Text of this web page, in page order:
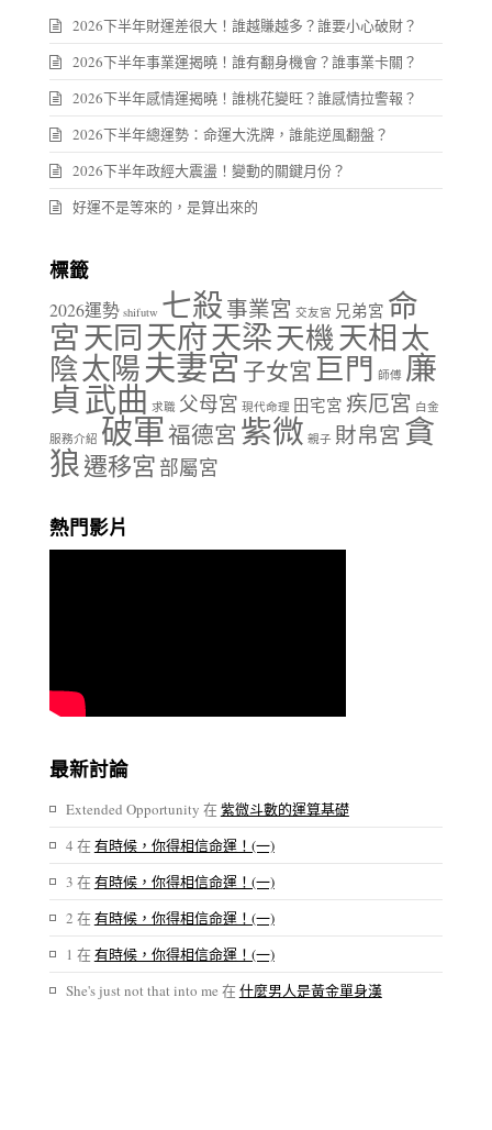
2026下半年財運差很大！誰越賺越多？誰要小心破財？
2026下半年事業運揭曉！誰有翻身機會？誰事業卡關？
2026下半年感情運揭曉！誰桃花變旺？誰感情拉警報？
2026下半年總運勢：命運大洗牌，誰能逆風翻盤？
2026下半年政經大震盪！變動的關鍵月份？
好運不是等來的，是算出來的
標籤
2026運勢 shifutw 七殺事業宮 交友宮 兄弟宮 命
宮天同天府天梁天機天相太
陰太陽夫妻宮 子女宮 巨門 師傅 廉
貞武曲 求職 父母宮 現代命理 田宅宮 疾厄宮 白金
服務介紹 破軍福德宮 紫微 親子 財帛宮 貪
狼遷移宮 部屬宮
熱門影片
最新討論
Extended Opportunity 在紫微斗數的運算基礎
4 在有時候，你得相信命運！(一)
3 在有時候，你得相信命運！(一)
2 在有時候，你得相信命運！(一)
1 在有時候，你得相信命運！(一)
She's just not that into me 在什麼男人是黃金單身漢